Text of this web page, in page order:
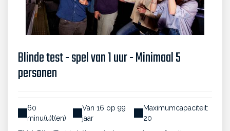
Blinde test - spel van 1 uur - Minimaal 5
personen
60
minu(u)t(en)
Van 16 op 99
jaar
Maximumcapaciteit:
20